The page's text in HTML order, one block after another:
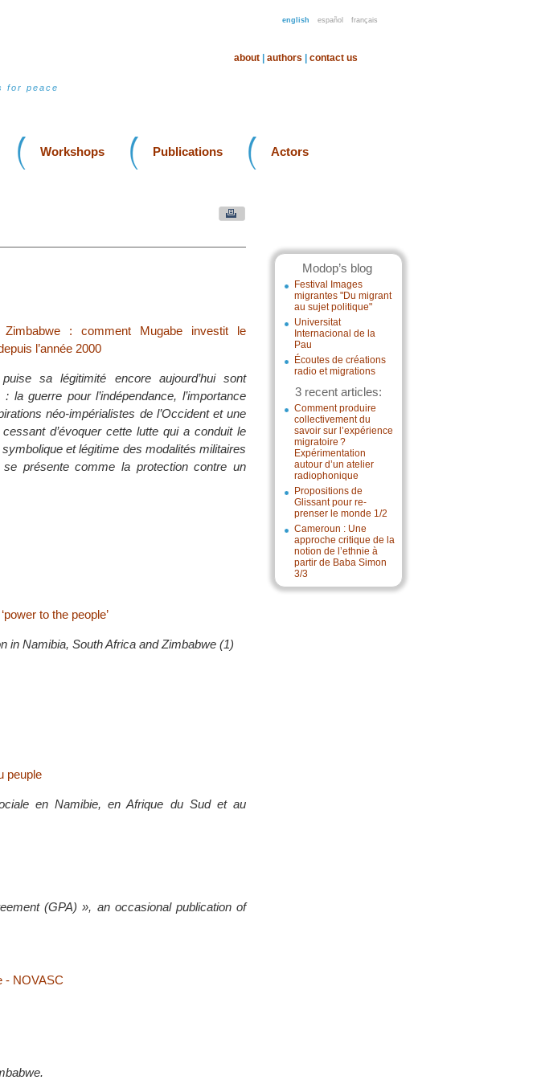
english español français
for peace
about authors contact us
Workshops Publications Actors
Modop’s blog
Festival Images
migrantes "Du migrant
au sujet politique"
Universitat
Internacional de la
Pau
Écoutes de créations
radio et migrations
3 recent articles:
Comment produire
collectivement du
savoir sur l’expérience
migratoire ?
Expérimentation
autour d’un atelier
radiophonique
Propositions de
Glissant pour re-
prenser le monde 1/2
Cameroun : Une
approche critique de la
notion de l’ethnie à
partir de Baba Simon
3/3
: comment Mugabe investit le
l’année 2000
sa légitimité encore aujourd’hui sont
guerre pour l’indépendance, l’importance
néo-impérialistes de l’Occident et une
d’évoquer cette lutte qui a conduit le
et légitime des modalités militaires
présente comme la protection contre un
to the people’
in Namibia, South Africa and Zimbabwe (1)
peuple
en Namibie, en Afrique du Sud et au
(GPA) », an occasional publication of
- NOVASC